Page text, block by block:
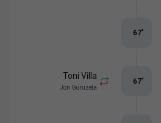
67’
Toni Villa
Jon Guruzeta
67’